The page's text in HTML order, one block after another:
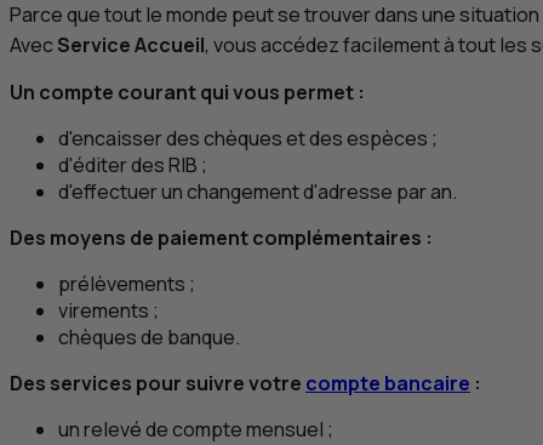
Parce que tout le monde peut se trouver dans une
AvecService Accueil, vous accédez facilement à tout les
Un compte courant qui vous permet :
d'encaisser des chèques et des espèces ;
d'éditer des RIB ;
d'effectuer un changement d'adresse par an.
Des moyens de paiement complémentaires :
prélèvements ;
virements ;
chèques de banque.
Des services pour suivre votre compte bancaire :
un relevé de compte mensuel ;